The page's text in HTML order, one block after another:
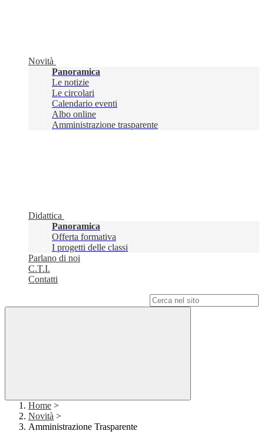
Novità
Panoramica
Le notizie
Le circolari
Calendario eventi
Albo online
Amministrazione trasparente
Didattica
Panoramica
Offerta formativa
I progetti delle classi
Parlano di noi
C.T.I.
Contatti
Home >
Novità >
Amministrazione Trasparente